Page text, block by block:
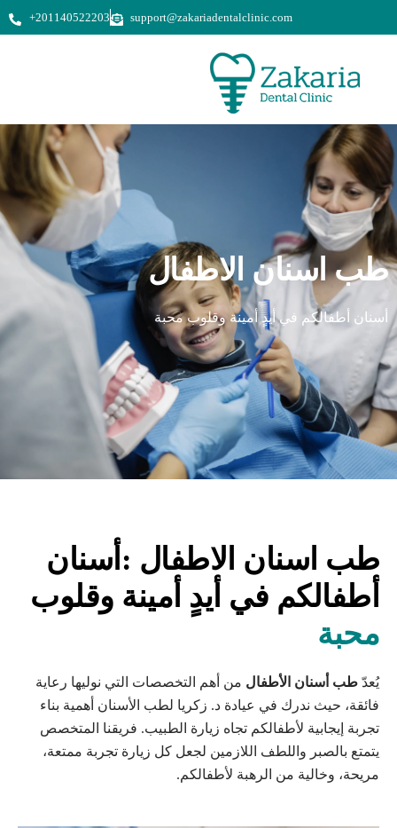
+201140522203 support@zakariadentalclinic.com
طب اسنان الاطفال
أسنان أطفالكم في أيدٍ أمينة وقلوب محبة
طب اسنان الاطفال :أسنان
أطفالكم في أيدٍ أمينة وقلوب
محبة
يُعدّ طب أسنان الأطفال من أهم التخصصات التي نوليها رعاية
فائقة، حيث ندرك في عيادة د. زكريا لطب الأسنان أهمية بناء
تجربة إيجابية لأطفالكم تجاه زيارة الطبيب. فريقنا المتخصص
يتمتع بالصبر واللطف اللازمين لجعل كل زيارة تجربة ممتعة،
مريحة، وخالية من الرهبة لأطفالكم.